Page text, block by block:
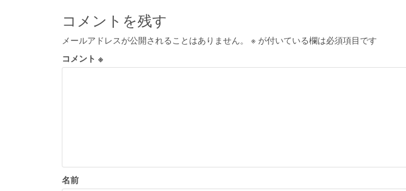
ビ
ゲ
ー
シ
コメントを残す
メールアドレスが公開されることはありません。 ※ が付いている欄は必須項目です
コメント ※
名前